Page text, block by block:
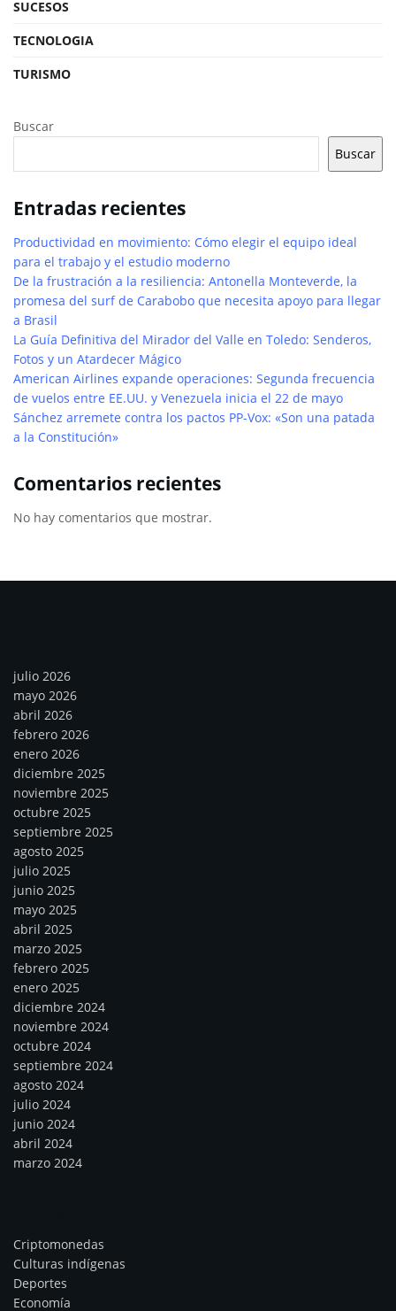
SUCESOS
TECNOLOGIA
TURISMO
Buscar
Buscar
Entradas recientes
Productividad en movimiento: Cómo elegir el equipo ideal
para el trabajo y el estudio moderno
De la frustración a la resiliencia: Antonella Monteverde, la
promesa del surf de Carabobo que necesita apoyo para llegar
a Brasil
La Guía Definitiva del Mirador del Valle en Toledo: Senderos,
Fotos y un Atardecer Mágico
American Airlines expande operaciones: Segunda frecuencia
de vuelos entre EE.UU. y Venezuela inicia el 22 de mayo
Sánchez arremete contra los pactos PP-Vox: «Son una patada
a la Constitución»
Comentarios recientes
No hay comentarios que mostrar.
julio 2026
mayo 2026
abril 2026
febrero 2026
enero 2026
diciembre 2025
noviembre 2025
octubre 2025
septiembre 2025
agosto 2025
julio 2025
junio 2025
mayo 2025
abril 2025
marzo 2025
febrero 2025
enero 2025
diciembre 2024
noviembre 2024
octubre 2024
septiembre 2024
agosto 2024
julio 2024
junio 2024
abril 2024
marzo 2024
Criptomonedas
Culturas indígenas
Deportes
Economía